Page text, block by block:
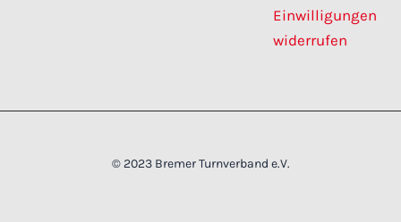
Einwilligungen
widerrufen
© 2023 Bremer Turnverband e.V.